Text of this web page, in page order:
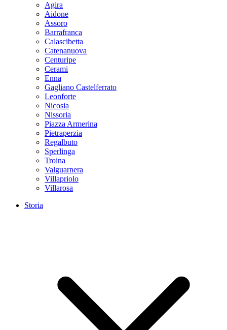
Agira
Aidone
Assoro
Barrafranca
Calascibetta
Catenanuova
Centuripe
Cerami
Enna
Gagliano Castelferrato
Leonforte
Nicosia
Nissoria
Piazza Armerina
Pietraperzia
Regalbuto
Sperlinga
Troina
Valguarnera
Villapriolo
Villarosa
Storia